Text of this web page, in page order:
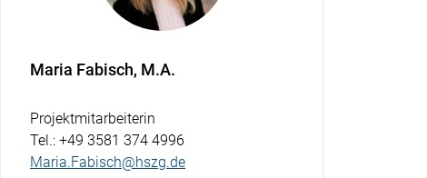
Maria Fabisch, M.A.
Projektmitarbeiterin
Tel.: +49 3581 374 4996
Maria.Fabisch@hszg.de